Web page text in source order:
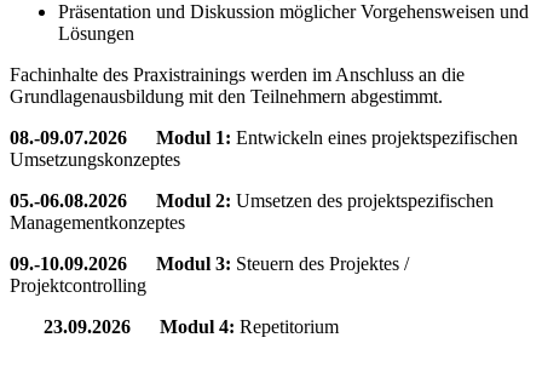
Präsentation und Diskussion möglicher Vorgehensweisen und
Lösungen
Fachinhalte des Praxistrainings werden im Anschluss an die
Grundlagenausbildung mit den Teilnehmern abgestimmt.
08.-09.07.2026 Modul 1: Entwickeln eines projektspezifischen
Umsetzungskonzeptes
05.-06.08.2026 Modul 2: Umsetzen des projektspezifischen
Managementkonzeptes
09.-10.09.2026 Modul 3: Steuern des Projektes /
Projektcontrolling
23.09.2026 Modul 4: Repetitorium